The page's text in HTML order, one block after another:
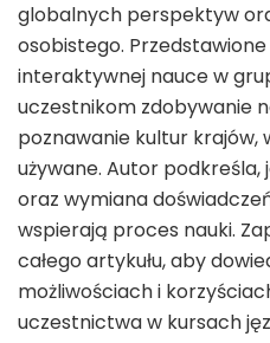
globalnych perspektyw
osobistego.
interaktywnej nauce w
uczestnikom zdobywanie
poznawanie kultur krajów,
używane. Autor podkreśla,
oraz wymiana
wspierają proces nauki.
całego artykułu, aby
możliwościach i
uczestnictwa w kursach